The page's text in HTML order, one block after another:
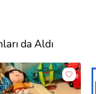
da Aldı